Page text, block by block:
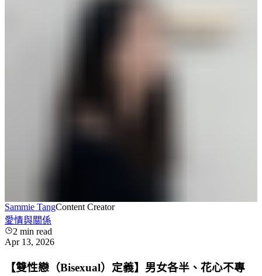
Sammie TangContent Creator
愛情與關係
2 min read
Apr 13, 2026
【雙性戀（Bisexual）定義】男女各半、花心不專